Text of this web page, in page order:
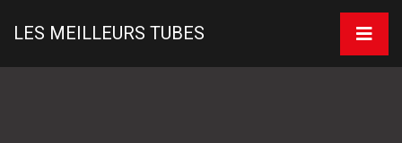
LES MEILLEURS TUBES